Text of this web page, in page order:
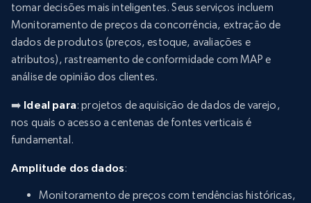
tomar decisões mais inteligentes. Seus serviços incluem
Monitoramento de preços da concorrência, extração de
dados de produtos (preços, estoque, avaliações e
atributos), rastreamento de conformidade com MAP e
análise de opinião dos clientes.
➡️ Ideal para: projetos de aquisição de dados de varejo,
nos quais o acesso a centenas de fontes verticais é
fundamental.
Amplitude dos dados:
Monitoramento de preços com tendências históricas,